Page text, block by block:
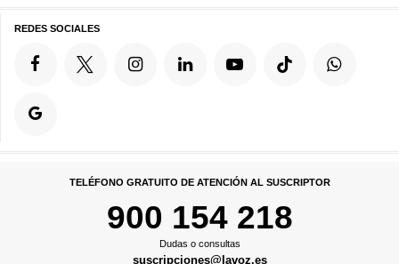
REDES SOCIALES
TELÉFONO GRATUITO DE ATENCIÓN AL SUSCRIPTOR
900 154 218
Dudas o consultas
suscripciones@lavoz.es